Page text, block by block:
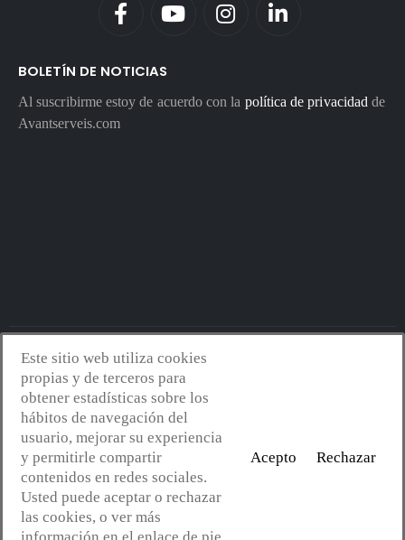
BOLETÍN DE NOTICIAS
Al suscribirme estoy de acuerdo con la política de privacidad de
Avantserveis.com
Avantserveis.com -Aviso legal - GDPR
Política de cookies
- Política de calidad y medio ambiente
web:Mejorconweb
Este sitio web utiliza cookies
propias y de terceros para
obtener estadísticas sobre los
hábitos de navegación del
usuario, mejorar su experiencia
y permitirle compartir
contenidos en redes sociales.
Usted puede aceptar o rechazar
las cookies, o ver más
Acepto Rechazar